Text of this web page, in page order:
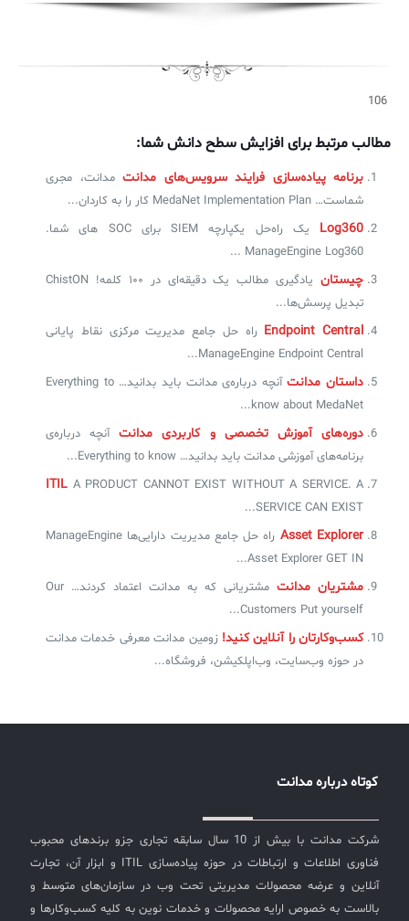
106
مطالب مرتبط برای افزایش سطح دانش شما:
برنامه‌ پیاده‌سازی فرایند سرویس‌های مدانت مدانت، مجری
شماست… MedaNet Implementation Plan کار را به کاردان...
Log360
یک راه‌حل یکپارچه SIEM برای SOC های شما.
ManageEngine Log360 ...
چیستان
یادگیری مطالب یک دقیقه‌ای در ۱۰۰ کلمه! ChistON
تبدیل پرسش‌ها...
Endpoint Central راه حل جامع مدیریت مرکزی نقاط پایانی
ManageEngine Endpoint Central...
داستان مدانت
آنچه درباره‌ی مدانت باید بدانید… Everything to
know about MedaNet...
دوره‌های آموزش تخصصی و کاربردی مدانت آنچه درباره‌ی
برنامه‌های آموزشی مدانت باید بدانید… Everything to know...
ITIL A PRODUCT CANNOT EXIST WITHOUT A SERVICE. A
SERVICE CAN EXIST...
Asset Explorer
راه حل جامع مدیریت دارایی‌ها ManageEngine
Asset Explorer GET IN...
مشتریان مدانت
مشتریانی که به مدانت اعتماد کردند… Our
Customers Put yourself...
کسب‌وکارتان را آنلاین کنید! زومین مدانت معرفی خدمات مدانت
در حوزه‌ وب‌سایت، وب‌اپلکیشن، فروشگاه...
کوتاه درباره مدانت
شرکت مدانت با بیش از 10 سال سابقه تجاری جزو برندهای محبوب
فناوری اطلاعات و ارتباطات در حوزه پیاده‌سازی ITIL و ابزار آن، تجارت
آنلاین و عرضه محصولات مدیریتی تحت وب در سازمان‌های متوسط و
بالاست به خصوص ارایه محصولات و خدمات نوین به کلیه کسب‌وکارها و
اندپوینت سنترال [سامانه مدیریت نقاط پایانی]
AD360
◆
Log360 ابزار SIEM
سیستم هوشمند مدیریت فروش و فاکتور
سامانه مدیریت امنیت اطلاعات
✧
سلف سرویس کاربران
سامانه مدیریت پشتیبانی مشتریان
DDI
سامانه مدیریت دسترسی ممتاز
مجموعه راهکارهای آیناک
آموزش سیستم مدیریت خدمات فناوری اطلاعات
آموزش‌ ویدیویی مفاهیم سرویس دسک
ITIL & SDP
◆
آموزش فارسی ITIL4
فلافلی_فناوری
آرشیو دانلودهای مدانت
لیست دوره‌ها